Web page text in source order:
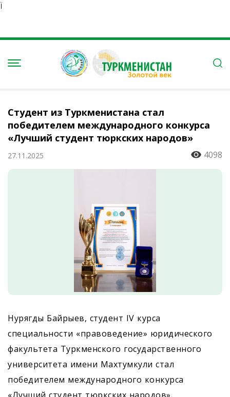
Ï
Студент из Туркменистана стал
победителем международного конкурса
«Лучший студент тюркских народов»
27.11.2025 4098
Нурягды Байрыев, студент IV курса
специальности «правоведение» юридического
факультета Туркменского государственного
университета имени Махтумкули стал
победителем международного конкурса